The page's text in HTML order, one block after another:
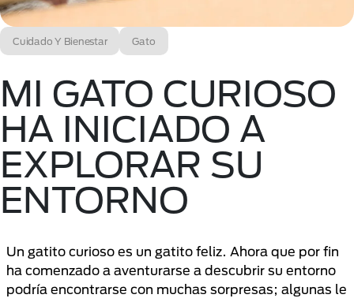
Cuidado Y Bienestar Gato
MI GATO CURIOSO
HA INICIADO A
EXPLORAR SU
ENTORNO
Un gatito curioso es un gatito feliz. Ahora que por fin
ha comenzado a aventurarse a descubrir su entorno
podría encontrarse con muchas sorpresas; algunas le